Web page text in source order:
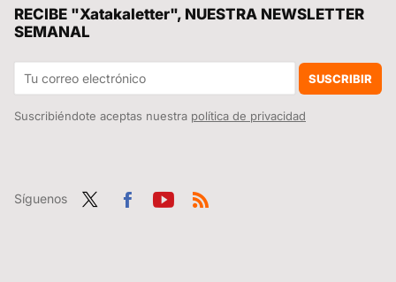
RECIBE "Xatakaletter", NUESTRA NEWSLETTER
SEMANAL
SUSCRIBIR
Suscribiéndote aceptas nuestra política de privacidad
Síguenos